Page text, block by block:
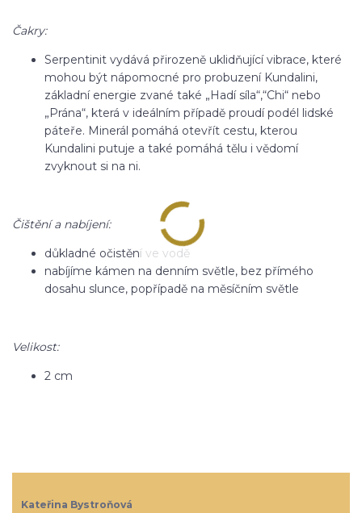
Čakry:
Serpentinit vydává přirozeně uklidňující vibrace, které
mohou být nápomocné pro probuzení Kundalini,
základní energie zvané také „Hadí síla“,“Chi“ nebo
„Prána“, která v ideálním případě proudí podél lidské
páteře. Minerál pomáhá otevřít cestu, kterou
Kundalini putuje a také pomáhá tělu i vědomí
zvyknout si na ni.
Čištění a nabíjení:
důkladné očistění ve vodě
nabíjíme kámen na denním světle, bez přímého
dosahu slunce, popřípadě na měsíčním světle
Velikost:
2 cm
Kateřina Bystroňová